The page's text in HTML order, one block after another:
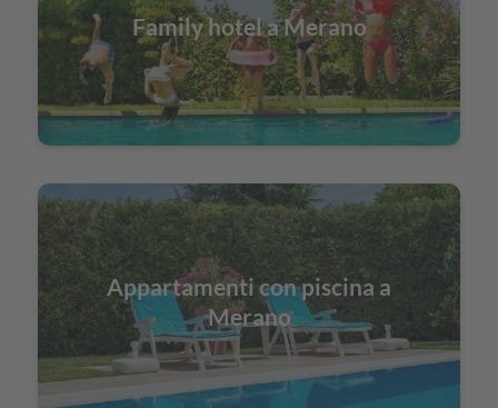
Family hotel a Merano
Appartamenti con piscina a
Merano